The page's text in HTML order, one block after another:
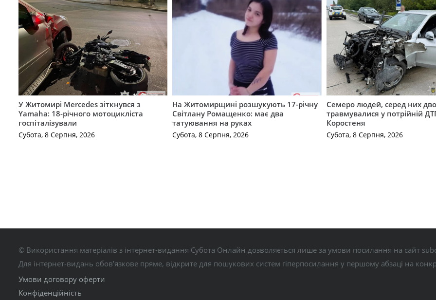
У Житомирі Mercedes зіткнувся з
Yamaha: 18-річного мотоцикліста
госпіталізували
Субота, 8 Серпня, 2026
На Житомирщині розшукують 17-річну
Світлану Ромащенко: має два
татуювання на руках
Субота, 8 Серпня, 2026
Семеро людей, серед них
травмувалися у потрійній
Коростеня
Субота, 8 Серпня, 2026
© Використання матеріалів з інтернет-видання Субота Онлайн дозволяється лише за умови посилання на сайт
Для інтернет-видань обов’язкове пряме, відкрите для пошукових систем гіперпосилання у першому абзаці на
Умови договору оферти
Конфіденційність